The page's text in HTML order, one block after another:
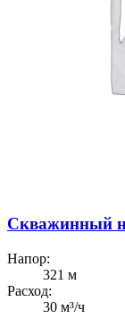
Скважинный
Напор:
321 м
Расход:
30 м³/ч